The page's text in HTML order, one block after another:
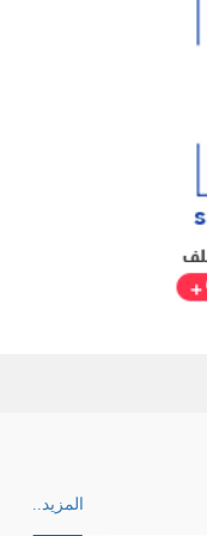
المزيد..